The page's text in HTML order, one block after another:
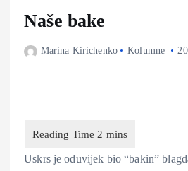
Naše bake
Marina Kirichenko Kolumne
Uskrs je oduvijek bio “bakin”